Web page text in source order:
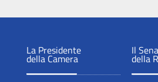
La Presidente
della Camera
Il
della